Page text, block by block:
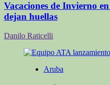
Vacaciones de Invierno
dejan huellas
Danilo Raticelli
Aruba